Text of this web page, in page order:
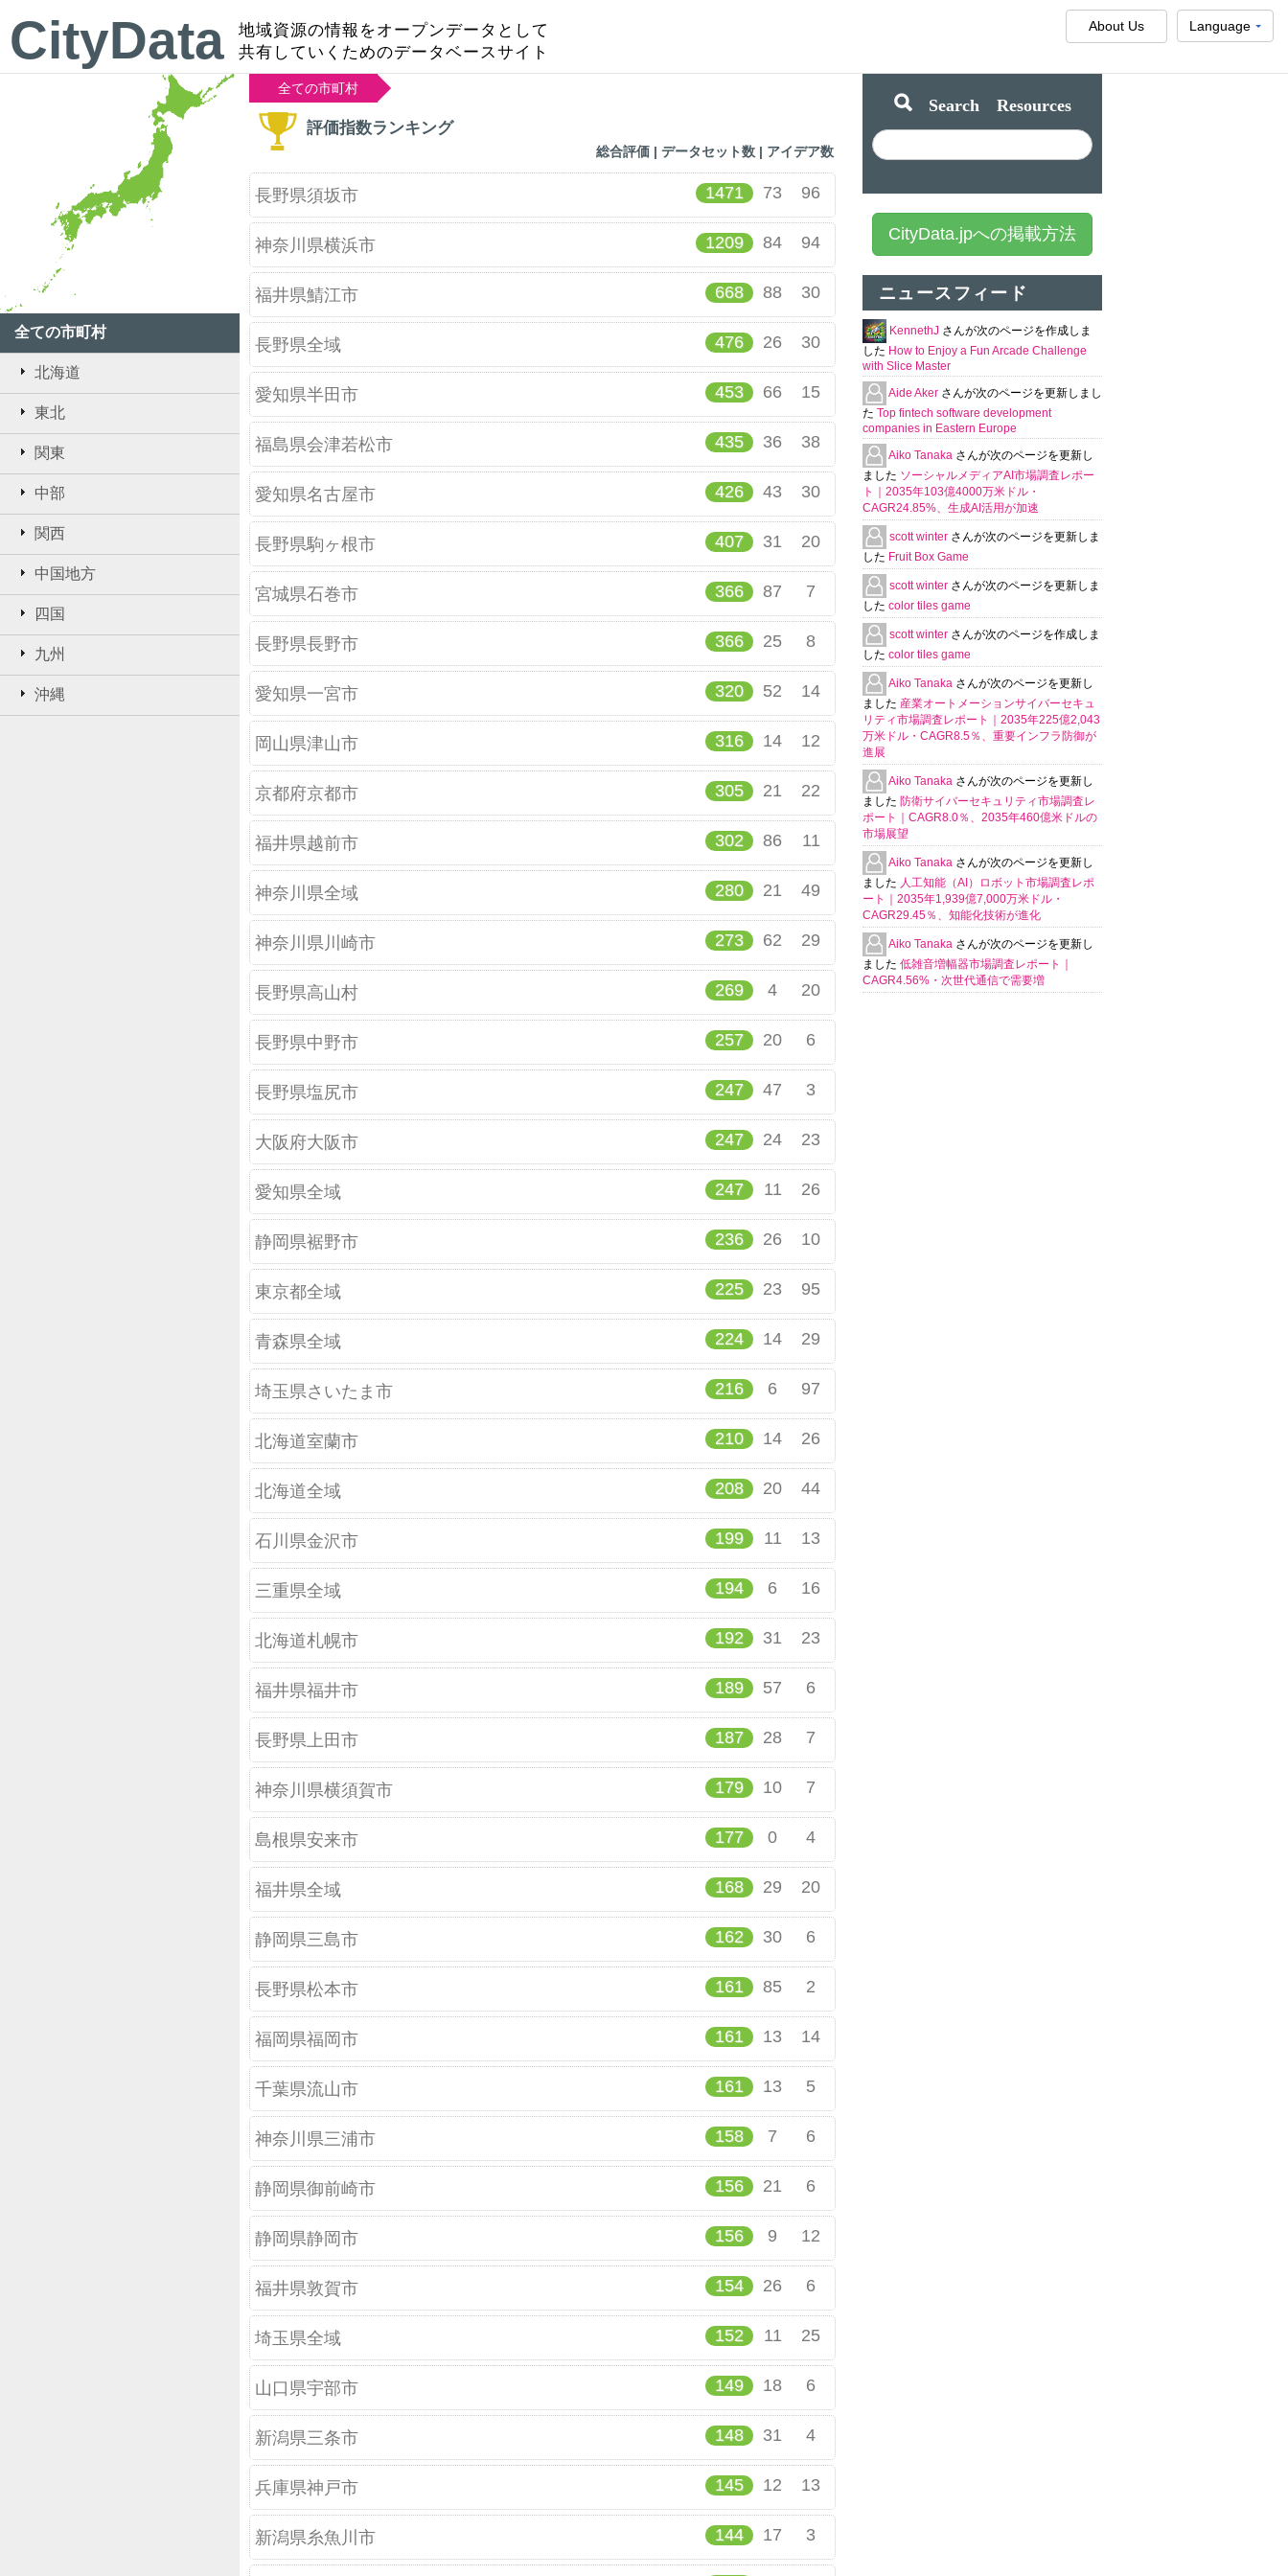
CityData
地域資源の情報をオープンデータとして
共有していくためのデータベースサイト
Language
About Us
全ての市町村
北海道
東北
関東
中部
関西
中国地方
四国
九州
沖縄
全ての市町村
評価指数ランキング
アイデア数
データセット数 |
総合評価 |
長野県須坂市 96
73
1471
神奈川県横浜市 94
84
1209
福井県鯖江市 30
88
668
長野県全域 30
26
476
愛知県半田市 15
66
453
福島県会津若松市 38
36
435
愛知県名古屋市 30
43
426
長野県駒ヶ根市 20
31
407
宮城県石巻市 7
87
366
長野県長野市 8
25
366
愛知県一宮市 14
52
320
岡山県津山市 12
14
316
京都府京都市 22
21
305
福井県越前市 11
86
302
神奈川県全域 49
21
280
神奈川県川崎市 29
62
273
長野県高山村 20
4
269
長野県中野市 6
20
257
長野県塩尻市 3
47
247
大阪府大阪市 23
24
247
愛知県全域 26
11
247
静岡県裾野市 10
26
236
東京都全域 95
23
225
青森県全域 29
14
224
埼玉県さいたま市 97
6
216
北海道室蘭市 26
14
210
北海道全域 44
20
208
石川県金沢市 13
11
199
三重県全域 16
6
194
北海道札幌市 23
31
192
福井県福井市 6
57
189
長野県上田市 7
28
187
神奈川県横須賀市 7
10
179
島根県安来市 4
0
177
福井県全域 20
29
168
静岡県三島市 6
30
162
長野県松本市 2
85
161
福岡県福岡市 14
13
161
千葉県流山市 5
13
161
神奈川県三浦市 6
7
158
静岡県御前崎市 6
21
156
静岡県静岡市 12
9
156
福井県敦賀市 6
26
154
埼玉県全域 25
11
152
山口県宇部市 6
18
149
新潟県三条市 4
31
148
兵庫県神戸市 13
12
145
新潟県糸魚川市 3
17
144
Search Resources
CityData.jpへの掲載方法
ニュースフィード
KennethJ さんが次のページを作成しま
した How to Enjoy a Fun Arcade Challenge
with Slice Master
Aide Aker さんが次のページを更新しまし
た Top fintech software development
companies in Eastern Europe
Aiko Tanaka さんが次のページを更新し
ました ソーシャルメディアAI市場調査レポー
ト｜2035年103億4000万米ドル・
CAGR24.85%、生成AI活用が加速
scott winter さんが次のページを更新しま
した Fruit Box Game
scott winter さんが次のページを更新しま
した color tiles game
scott winter さんが次のページを作成しま
した color tiles game
Aiko Tanaka さんが次のページを更新し
ました 産業オートメーションサイバーセキュ
リティ市場調査レポート｜2035年225億2,043
万米ドル・CAGR8.5％、重要インフラ防御が
進展
Aiko Tanaka さんが次のページを更新し
ました 防衛サイバーセキュリティ市場調査レ
ポート｜CAGR8.0％、2035年460億米ドルの
市場展望
Aiko Tanaka さんが次のページを更新し
ました 人工知能（AI）ロボット市場調査レポ
ート｜2035年1,939億7,000万米ドル・
CAGR29.45％、知能化技術が進化
Aiko Tanaka さんが次のページを更新し
ました 低雑音増幅器市場調査レポート｜
CAGR4.56%・次世代通信で需要増